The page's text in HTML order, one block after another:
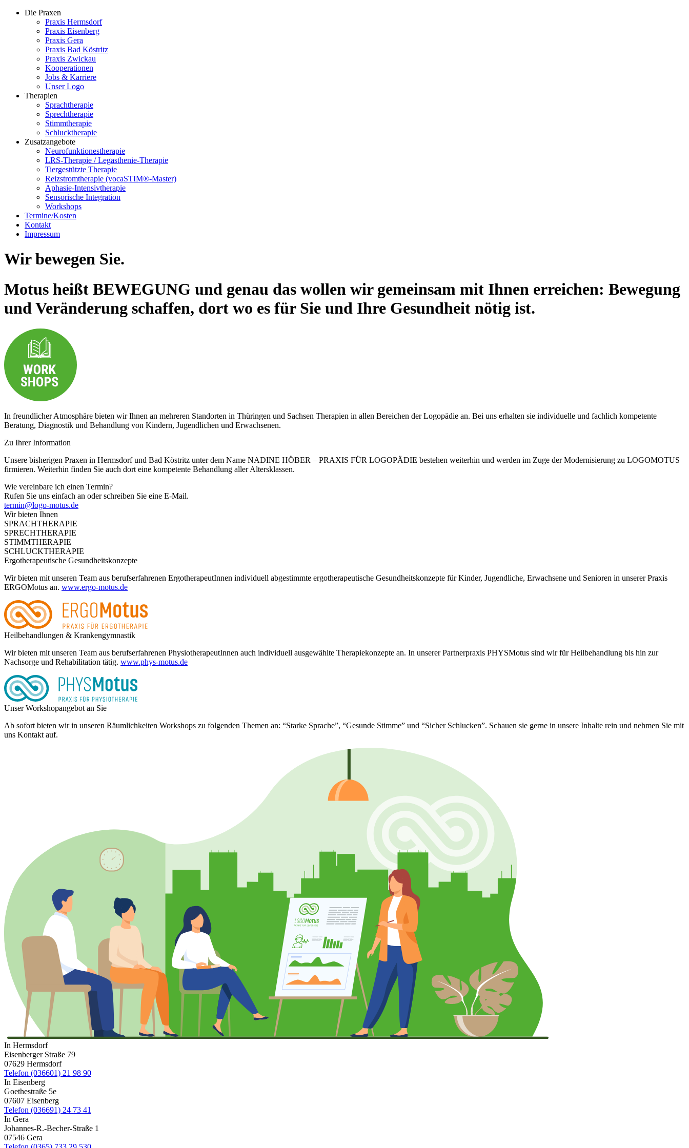
Die Praxen
Praxis Hermsdorf
Praxis Eisenberg
Praxis Gera
Praxis Bad Köstritz
Praxis Zwickau
Kooperationen
Jobs & Karriere
Unser Logo
Therapien
Sprachtherapie
Sprechtherapie
Stimmtherapie
Schlucktherapie
Zusatzangebote
Neurofunktionestherapie
LRS-Therapie / Legasthenie-Therapie
Tiergestützte Therapie
Reizstromtherapie (vocaSTIM®-Master)
Aphasie-Intensivtherapie
Sensorische Integration
Workshops
Termine/Kosten
Kontakt
Impressum
Wir bewegen Sie.
Motus heißt BEWEGUNG und genau das wollen wir gemeinsam mit Ihnen erreichen: Bewegung
und Veränderung schaffen, dort wo es für Sie und Ihre Gesundheit nötig ist.
In freundlicher Atmosphäre bieten wir Ihnen an mehreren Standorten in Thüringen und Sachsen Therapien in allen Bereichen der Logopädie an. Bei uns erhalten sie individuelle und fachlich kompetente
Beratung, Diagnostik und Behandlung von Kindern, Jugendlichen und Erwachsenen.
Zu Ihrer Information
Unsere bisherigen Praxen in Hermsdorf und Bad Köstritz unter dem Name NADINE HÖBER – PRAXIS FÜR LOGOPÄDIE bestehen weiterhin und werden im Zuge der Modernisierung zu LOGOMOTUS
firmieren. Weiterhin finden Sie auch dort eine kompetente Behandlung aller Altersklassen.
Wie vereinbare ich einen Termin?
Rufen Sie uns einfach an oder schreiben Sie eine E-Mail.
termin@logo-motus.de
Wir bieten Ihnen
SPRACHTHERAPIE
SPRECHTHERAPIE
STIMMTHERAPIE
SCHLUCKTHERAPIE
Ergotherapeutische Gesundheitskonzepte
Wir bieten mit unseren Team aus berufserfahrenen ErgotherapeutInnen individuell abgestimmte ergotherapeutische Gesundheitskonzepte für Kinder, Jugendliche, Erwachsene und Senioren in unserer Praxis
ERGOMotus an. www.ergo-motus.de
Heilbehandlungen & Krankengymnastik
Wir bieten mit unseren Team aus berufserfahrenen PhysiotherapeutInnen auch individuell ausgewählte Therapiekonzepte an. In unserer Partnerpraxis PHYSMotus sind wir für Heilbehandlung bis hin zur
Nachsorge und Rehabilitation tätig. www.phys-motus.de
Unser Workshopangebot an Sie
Ab sofort bieten wir in unseren Räumlichkeiten Workshops zu folgenden Themen an: “Starke Sprache”, “Gesunde Stimme” und “Sicher Schlucken”. Schauen sie gerne in unsere Inhalte rein und nehmen Sie mit
uns Kontakt auf.
In Hermsdorf
Eisenberger Straße 79
07629 Hermsdorf
Telefon (036601) 21 98 90
In Eisenberg
Goethestraße 5e
07607 Eisenberg
Telefon (036691) 24 73 41
In Gera
Johannes-R.-Becher-Straße 1
07546 Gera